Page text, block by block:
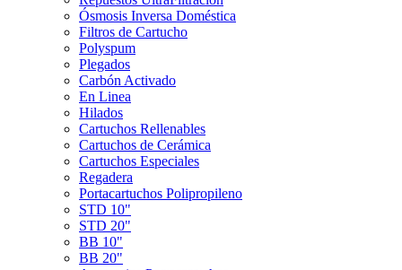
Ósmosis Inversa Doméstica
Filtros de Cartucho
Polyspum
Plegados
Carbón Activado
En Linea
Hilados
Cartuchos Rellenables
Cartuchos de Cerámica
Cartuchos Especiales
Regadera
Portacartuchos Polipropileno
STD 10"
STD 20"
BB 10"
BB 20"